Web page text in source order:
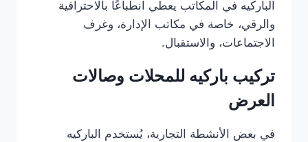
الباركيه في المكاتب يعطي انطباعًا بالاحترافية
والرقي، خاصة في مكاتب الإدارة، وغرف
الاجتماعات، والاستقبال.
تركيب باركيه للمحلات وصالات
العرض
في بعض الأنشطة التجارية، يُستخدم الباركيه